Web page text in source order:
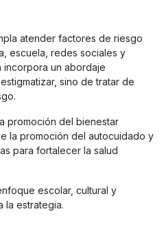
atender factores de riesgo
escuela, redes sociales y
incorpora un abordaje
sino de tratar de
promoción del bienestar
la promoción del autocuidado y
para fortalecer la salud
escolar, cultural y
la estrategia.